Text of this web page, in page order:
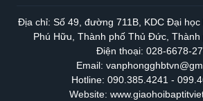
Địa chỉ: Số 49, đường 711B, KDC Đại
Phú Hữu, Thành phố Thủ Đức, Thành
Điện thoại: 028-6678-
Email:
Hotline: 090.385.4241 -
Website: